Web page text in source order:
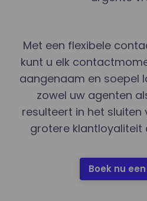
Met een flexibele
kunt u elk
aangenaam en soepel
zowel uw agenten
resulteert in het sluiten
grotere klantloyaliteit
Boek nu